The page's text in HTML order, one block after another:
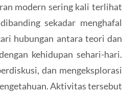
modern sering kali terlihat
sekadar menghafal
hubungan antara teori dan
kehidupan sehari-hari.
dan mengeksplorasi
Aktivitas tersebut